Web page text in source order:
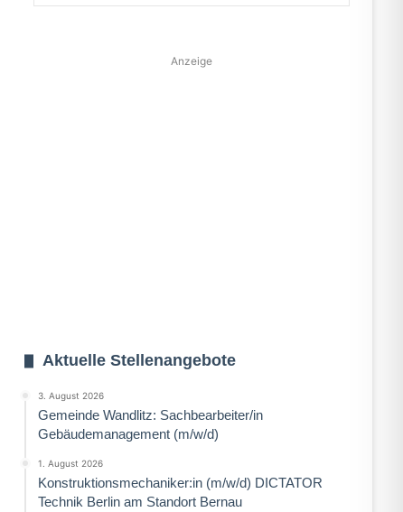
Anzeige
Aktuelle Stellenangebote
3. August 2026
Gemeinde Wandlitz: Sachbearbeiter/in
Gebäudemanagement (m/w/d)
1. August 2026
Konstruktionsmechaniker:in (m/w/d) DICTATOR
Technik Berlin am Standort Bernau